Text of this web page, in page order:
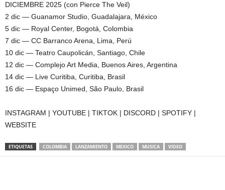
DICIEMBRE 2025 (con Pierce The Veil)
2 dic — Guanamor Studio, Guadalajara, México
5 dic — Royal Center, Bogotá, Colombia
7 dic — CC Barranco Arena, Lima, Perú
10 dic — Teatro Caupolicán, Santiago, Chile
12 dic — Complejo Art Media, Buenos Aires, Argentina
14 dic — Live Curitiba, Curitiba, Brasil
16 dic — Espaço Unimed, São Paulo, Brasil
INSTAGRAM | YOUTUBE | TIKTOK | DISCORD | SPOTIFY |
WEBSITE
ETIQUETAS COLOMBIA LANZAMIENTO MEXICO MUSICA VIDEO